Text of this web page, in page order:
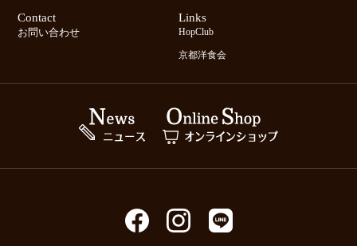
Contact
お問い合わせ
Links
HopClub
京都洋食会